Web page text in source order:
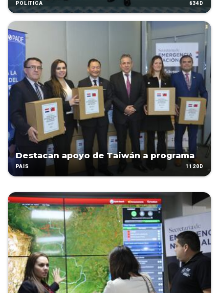
POLÍTICA 634D
Destacan apoyo de Taiwán a programa
PAÍS 1120D